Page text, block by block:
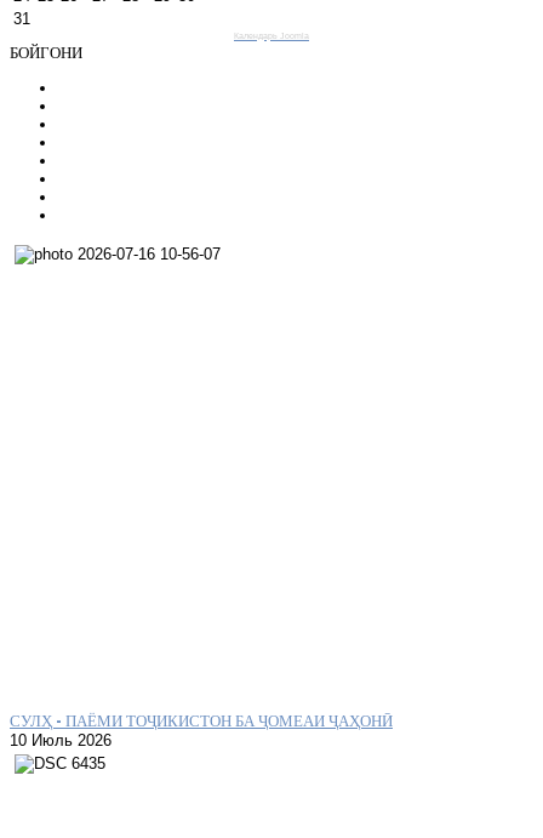
31
Календарь Joomla
БОЙГОНИ
СУЛҲ – ПАЁМИ ТОҶИКИСТОН БА ҶОМЕАИ ҶАҲОНӢ
10 Июль 2026